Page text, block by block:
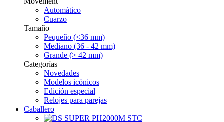
Automático
Cuarzo
Tamaño
Pequeño (<36 mm)
Mediano (36 - 42 mm)
Grande (> 42 mm)
Categorías
Novedades
Modelos icónicos
Edición especial
Relojes para parejas
Caballero